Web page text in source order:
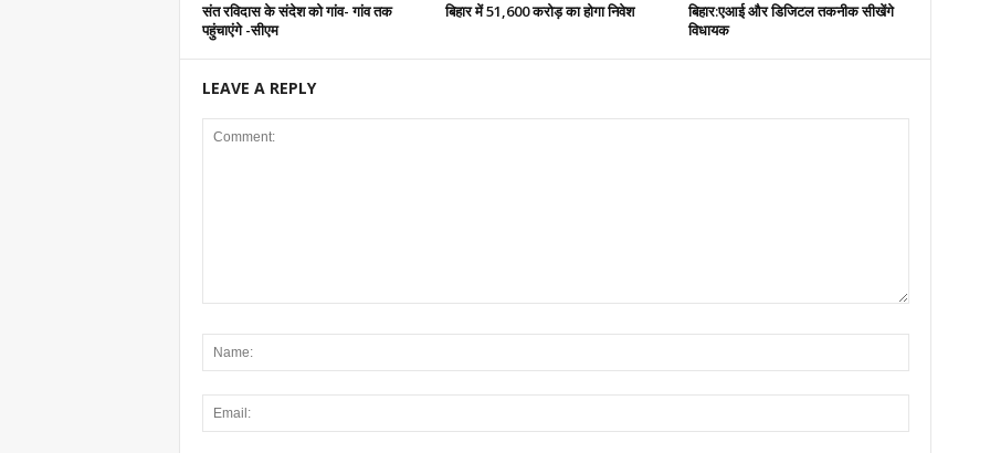
संत रविदास के संदेश को गांव- गांव तक
पहुंचाएंगे -सीएम
बिहार में 51,600 करोड़ का होगा निवेश
बिहार:एआई और डिजिटल तकनीक सीखेंगे
विधायक
LEAVE A REPLY